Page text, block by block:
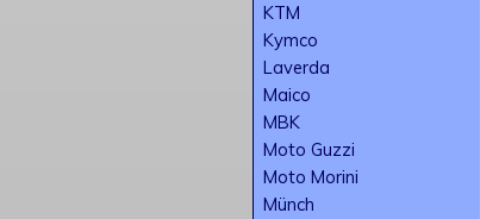
KTM
Kymco
Laverda
Maico
MBK
Moto Guzzi
Moto Morini
Münch